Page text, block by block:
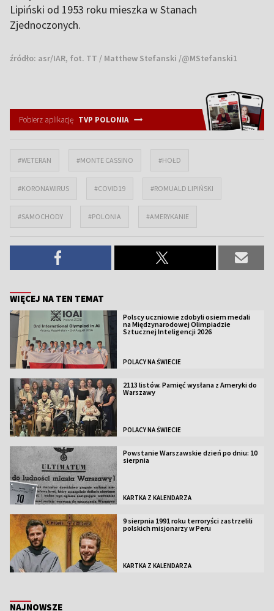
Lipiński od 1953 roku mieszka w Stanach
Zjednoczonych.
źródło: asr/IAR, fot. TT / Matthew Stefanski /@MStefanski1
Pobierz aplikację TVP POLONIA
#WETERAN #MONTE CASSINO #HOŁD
#KORONAWIRUS #COVID19 #ROMUALD LIPIŃSKI
#SAMOCHODY #POLONIA #AMERYKANIE
WIĘCEJ NA TEN TEMAT
Polscy uczniowie zdobyli osiem medali
na Międzynarodowej Olimpiadzie
Sztucznej Inteligencji 2026
POLACY NA ŚWIECIE
2113 listów. Pamięć wysłana z Ameryki do
Warszawy
POLACY NA ŚWIECIE
Powstanie Warszawskie dzień po dniu: 10
sierpnia
KARTKA Z KALENDARZA
9 sierpnia 1991 roku terroryści zastrzelili
polskich misjonarzy w Peru
KARTKA Z KALENDARZA
NAJNOWSZE